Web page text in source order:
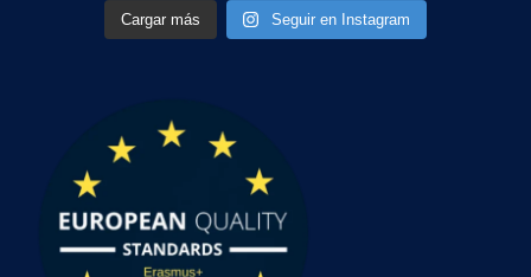
Cargar más Seguir en Instagram